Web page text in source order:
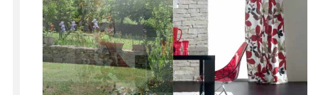
LES PROFILS PAROI DE VERRE
VITRINE EN VERRE
CONNECTEURS ET ASSEMBLAGE DE VERRES